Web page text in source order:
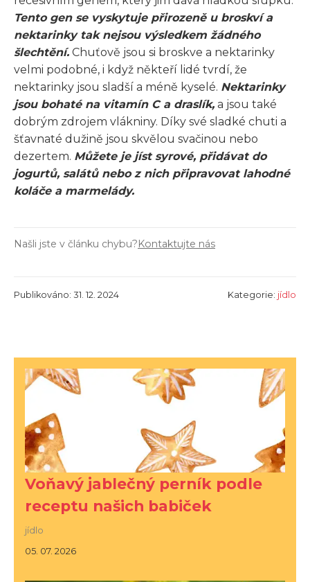
Tento gen se vyskytuje přirozeně u broskví a
nektarinky tak nejsou výsledkem žádného
šlechtění. Chuťově jsou si broskve a nektarinky
velmi podobné, i když někteří lidé tvrdí, že
nektarinky jsou sladší a méně kyselé. Nektarinky
jsou bohaté na vitamín C a draslík, a jsou také
dobrým zdrojem vlákniny. Díky své sladké chuti a
šťavnaté dužině jsou skvělou svačinou nebo
dezertem. Můžete je jíst syrové, přidávat do
jogurtů, salátů nebo z nich připravovat lahodné
koláče a marmelády.
Našli jste v článku chybu?Kontaktujte nás
Publikováno: 31. 12. 2024 Kategorie: jídlo
Voňavý jablečný perník podle
receptu našich babiček
jídlo
05. 07. 2026